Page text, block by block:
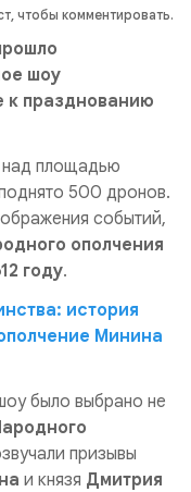
чтобы комментировать.
шоу
к празднованию
над площадью
500 дронов.
событий,
ополчения
году.
история
Минина
было выбрано не
призывы
и князя Дмитрия